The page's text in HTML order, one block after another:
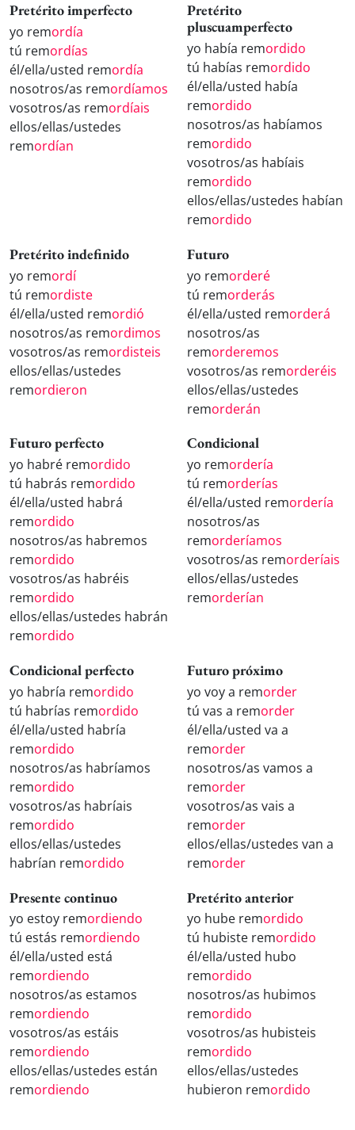
Pretérito imperfecto
yo remordía
tú remordías
él/ella/usted remordía
nosotros/as remordíamos
vosotros/as remordíais
ellos/ellas/ustedes
remordían
Pretérito
pluscuamperfecto
yo había remordido
tú habías remordido
él/ella/usted había
remordido
nosotros/as habíamos
remordido
vosotros/as habíais
remordido
ellos/ellas/ustedes habían
remordido
Pretérito indefinido
yo remordí
tú remordiste
él/ella/usted remordió
nosotros/as remordimos
vosotros/as remordisteis
ellos/ellas/ustedes
remordieron
Futuro
yo remorderé
tú remorderás
él/ella/usted remorderá
nosotros/as
remorderemos
vosotros/as remorderéis
ellos/ellas/ustedes
remorderán
Futuro perfecto
yo habré remordido
tú habrás remordido
él/ella/usted habrá
remordido
nosotros/as habremos
remordido
vosotros/as habréis
remordido
ellos/ellas/ustedes habrán
remordido
Condicional
yo remordería
tú remorderías
él/ella/usted remordería
nosotros/as
remorderíamos
vosotros/as remorderíais
ellos/ellas/ustedes
remorderían
Condicional perfecto
yo habría remordido
tú habrías remordido
él/ella/usted habría
remordido
nosotros/as habríamos
remordido
vosotros/as habríais
remordido
ellos/ellas/ustedes
habrían remordido
Futuro próximo
yo voy a remorder
tú vas a remorder
él/ella/usted va a
remorder
nosotros/as vamos a
remorder
vosotros/as vais a
remorder
ellos/ellas/ustedes van a
remorder
Presente continuo
yo estoy remordiendo
tú estás remordiendo
él/ella/usted está
remordiendo
nosotros/as estamos
remordiendo
vosotros/as estáis
remordiendo
ellos/ellas/ustedes están
remordiendo
Pretérito anterior
yo hube remordido
tú hubiste remordido
él/ella/usted hubo
remordido
nosotros/as hubimos
remordido
vosotros/as hubisteis
remordido
ellos/ellas/ustedes
hubieron remordido